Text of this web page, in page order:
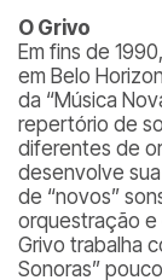
O Grivo
Em fins de
em Belo
da “Música
repertório de
diferentes de
desenvolve
de “novos”
orquestração e
Grivo trabalha
Sonoras”